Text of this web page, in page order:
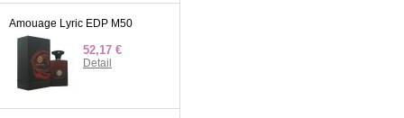
Amouage Lyric EDP M50
52,17 €
Detail